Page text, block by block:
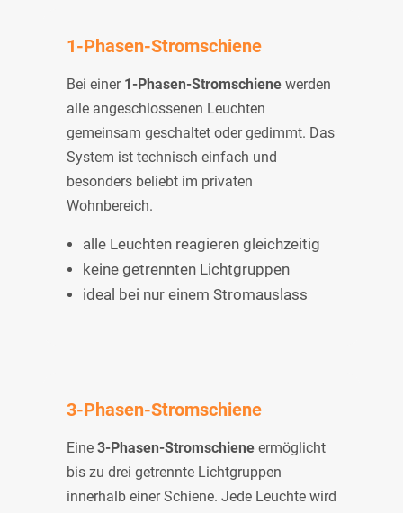
1-Phasen-Stromschiene
Bei einer 1-Phasen-Stromschiene werden
alle angeschlossenen Leuchten
gemeinsam geschaltet oder gedimmt. Das
System ist technisch einfach und
besonders beliebt im privaten
Wohnbereich.
alle Leuchten reagieren gleichzeitig
keine getrennten Lichtgruppen
ideal bei nur einem Stromauslass
3-Phasen-Stromschiene
Eine 3-Phasen-Stromschiene ermöglicht
bis zu drei getrennte Lichtgruppen
innerhalb einer Schiene. Jede Leuchte wird